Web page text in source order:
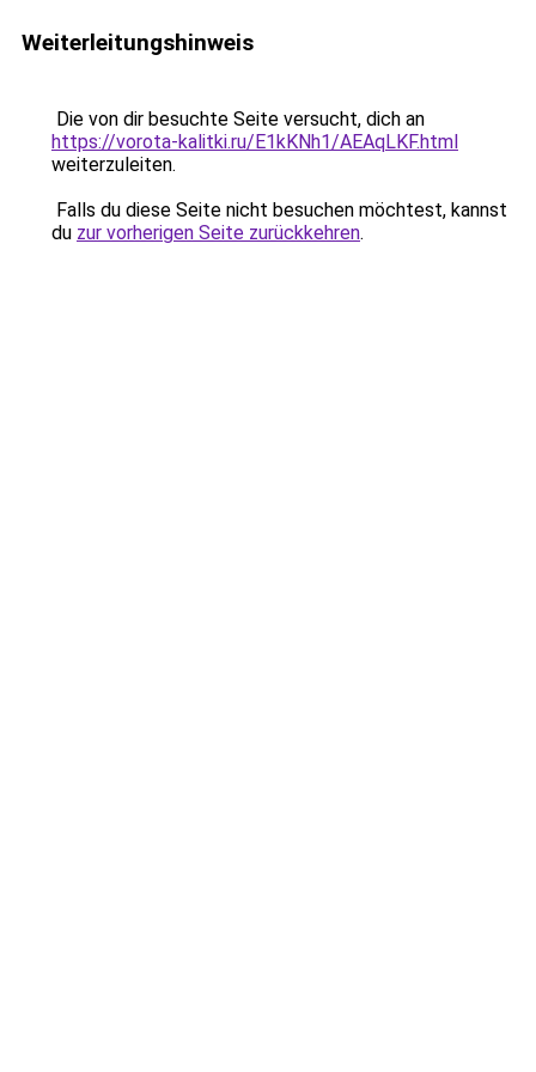
Weiterleitungshinweis
Die von dir besuchte Seite versucht, dich an
https://vorota-kalitki.ru/E1kKNh1/AEAqLKF.html
weiterzuleiten.
Falls du diese Seite nicht besuchen möchtest, kannst
du zur vorherigen Seite zurückkehren.